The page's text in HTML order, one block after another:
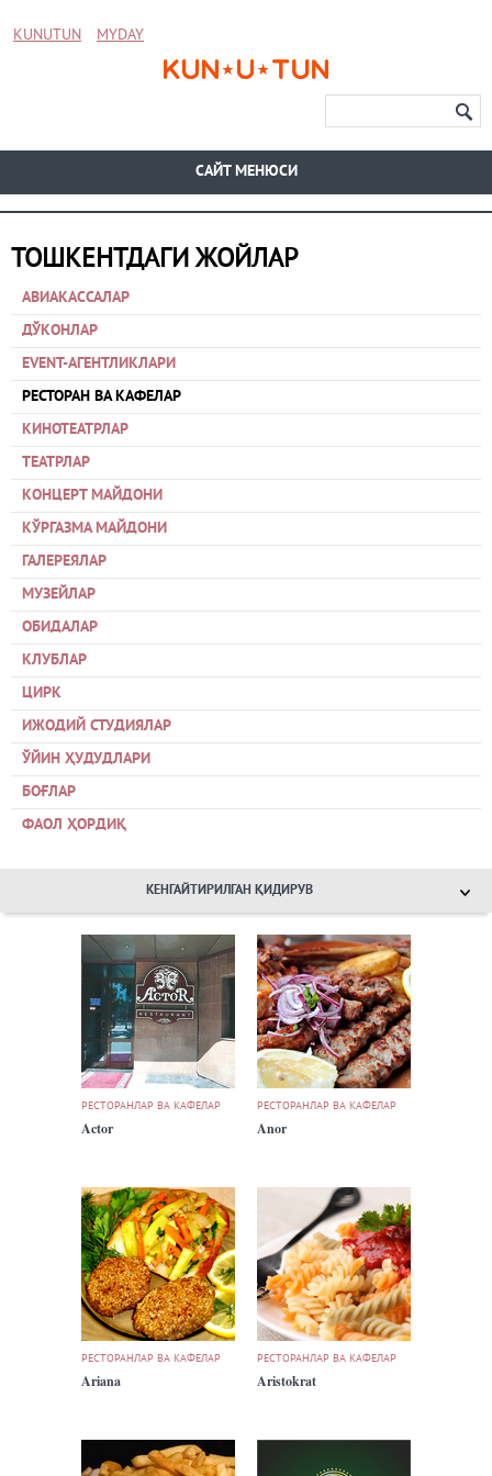
KUNUTUN MYDAY
CАЙТ МЕНЮСИ
ТОШКЕНТДАГИ ЖОЙЛАР
АВИАКАССАЛАР
ДЎКОНЛАР
EVENT-АГЕНТЛИКЛАРИ
РЕСТОРАН ВА КАФЕЛАР
КИНОТЕАТРЛАР
ТЕАТРЛАР
КОНЦЕРТ МАЙДОНИ
КЎРГАЗМА МАЙДОНИ
ГАЛЕРЕЯЛАР
МУЗЕЙЛАР
ОБИДАЛАР
КЛУБЛАР
ЦИРК
ИЖОДИЙ СТУДИЯЛАР
ЎЙИН ҲУДУДЛАРИ
БОҒЛАР
ФАОЛ ҲОРДИҚ
КЕНГАЙТИРИЛГАН ҚИДИРУВ
РЕСТОРАНЛАР ВА КАФЕЛАР
Actor
РЕСТОРАНЛАР ВА КАФЕЛАР
Anor
РЕСТОРАНЛАР ВА КАФЕЛАР
Ariana
РЕСТОРАНЛАР ВА КАФЕЛАР
Aristokrat